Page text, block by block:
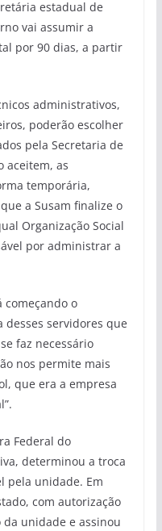
estadual de
vai assumir a
por 90 dias, a partir
administrativos,
poderão escolher
pela Secretaria de
aceitem, as
temporária,
a Susam finalize o
Organização Social
por administrar a
começando o
desses servidores que
faz necessário
nos permite mais
que era a empresa
Federal do
determinou a troca
pela unidade. Em
com autorização
da unidade e assinou